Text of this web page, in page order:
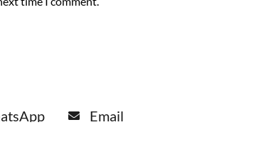
Email